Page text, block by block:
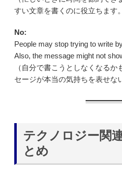
すい文章を書くのに役立ちます
No:
People may stop trying to write
Also, the message might not
（自分で書こうとしなくなる
セージが本当の気持ちを表せな
テクノロジー関
とめ